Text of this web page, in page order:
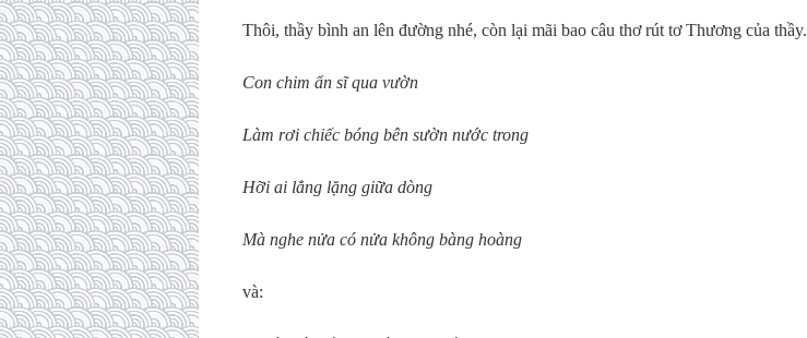
Thôi, thầy bình an lên đường nhé, còn lại mãi bao câu thơ rút tơ Thương của thầy.
Con chim ẩn sĩ qua vườn
Làm rơi chiếc bóng bên sườn nước trong
Hỡi ai lẳng lặng giữa dòng
Mà nghe nửa có nửa không bàng hoàng
và: